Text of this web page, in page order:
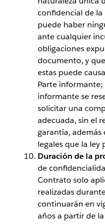
confidencial de
puede haber
ante cualquier
obligaciones
documento, y
estas puede
Parte
informante se
solicitar una
adecuada, sin el
garantía, además
legales que la ley
Duración de la
de
Contrato solo
realizadas
continuarán en
años a partir de